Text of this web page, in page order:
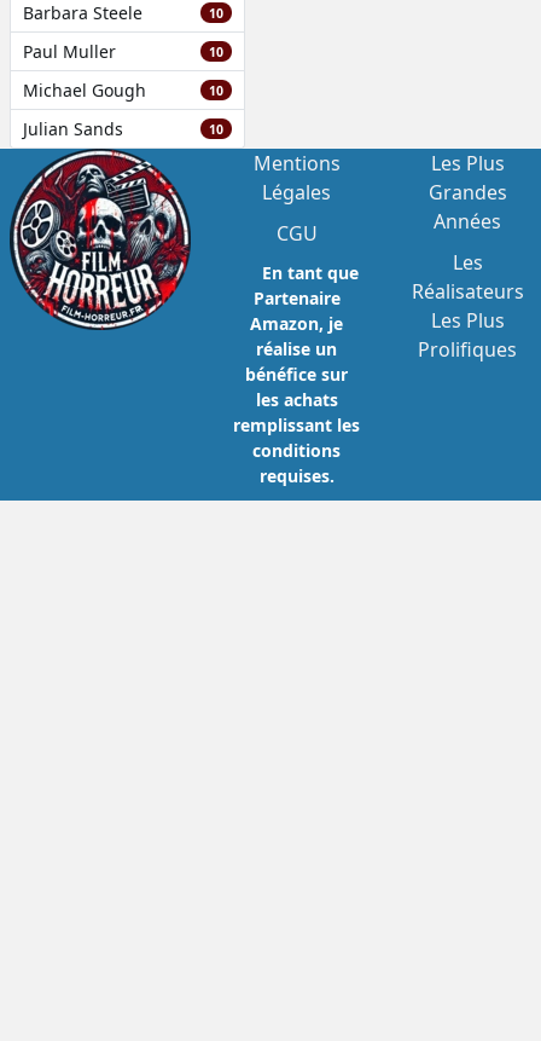
Barbara Steele 10
Paul Muller 10
Michael Gough 10
Julian Sands 10
Mentions
Légales
CGU
En tant que
Partenaire
Amazon, je
réalise un
bénéfice sur
les achats
remplissant les
conditions
requises.
Les Plus
Grandes
Années
Les
Réalisateurs
Les Plus
Prolifiques